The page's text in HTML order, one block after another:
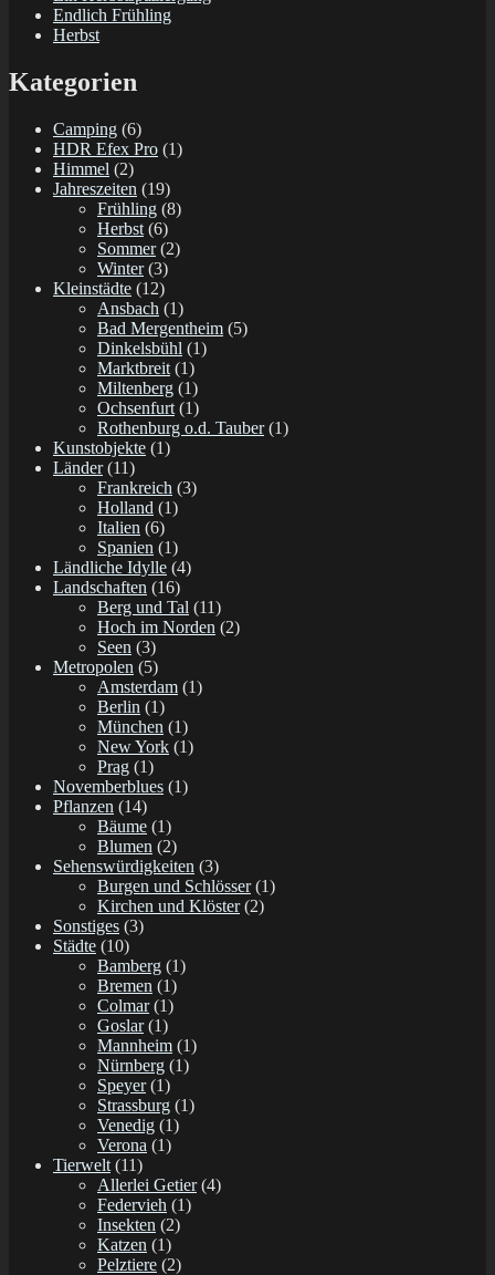
Endlich Frühling
Herbst
Kategorien
Camping (6)
HDR Efex Pro (1)
Himmel (2)
Jahreszeiten (19)
Frühling (8)
Herbst (6)
Sommer(2)
Winter(3)
Kleinstädte (12)
Ansbach (1)
Bad Mergentheim (5)
Dinkelsbühl (1)
Marktbreit (1)
Miltenberg (1)
Ochsenfurt (1)
Rothenburg o.d. Tauber(1)
Kunstobjekte (1)
Länder(11)
Frankreich (3)
Holland (1)
Italien (6)
Spanien (1)
Ländliche Idylle (4)
Landschaften (16)
Berg und Tal (11)
Hoch im Norden (2)
Seen (3)
Metropolen (5)
Amsterdam (1)
Berlin (1)
München (1)
New York (1)
Prag (1)
Novemberblues (1)
Pflanzen (14)
Bäume (1)
Blumen (2)
Sehenswürdigkeiten (3)
Burgen und Schlösser(1)
Kirchen und Klöster(2)
Sonstiges (3)
Städte (10)
Bamberg (1)
Bremen (1)
Colmar(1)
Goslar(1)
Mannheim (1)
Nürnberg (1)
Speyer(1)
Strassburg (1)
Venedig (1)
Verona (1)
Tierwelt (11)
Allerlei Getier(4)
Federvieh (1)
Insekten (2)
Katzen (1)
Pelztiere (2)